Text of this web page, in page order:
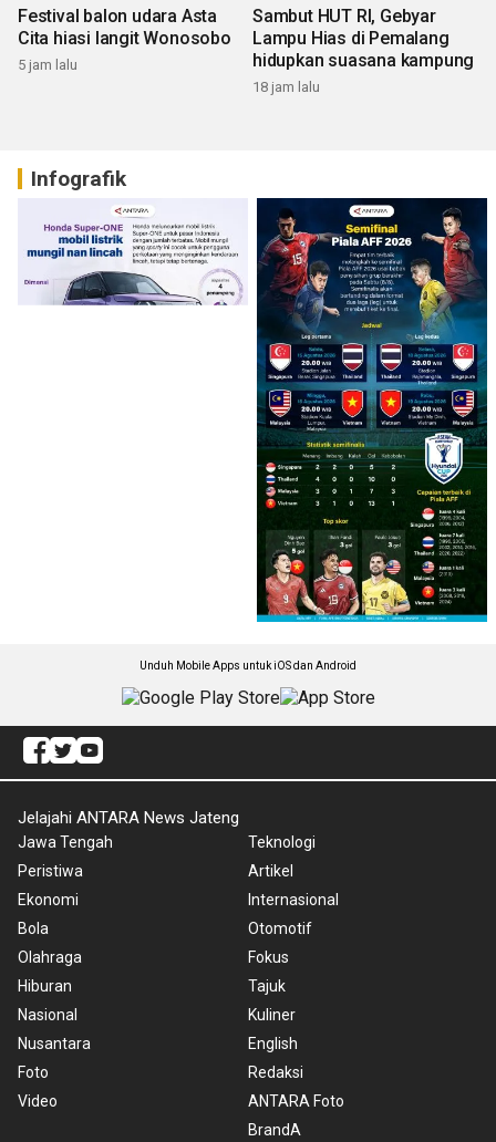
Festival balon udara Asta
Cita hiasi langit Wonosobo
5 jam lalu
Sambut HUT RI, Gebyar
Lampu Hias di Pemalang
hidupkan suasana kampung
18 jam lalu
Infografik
Unduh Mobile Apps untuk iOS dan Android
Jelajahi ANTARA News Jateng
Jawa Tengah
Peristiwa
Ekonomi
Bola
Olahraga
Hiburan
Nasional
Nusantara
Foto
Video
Teknologi
Artikel
Internasional
Otomotif
Fokus
Tajuk
Kuliner
English
Redaksi
ANTARA Foto
BrandA